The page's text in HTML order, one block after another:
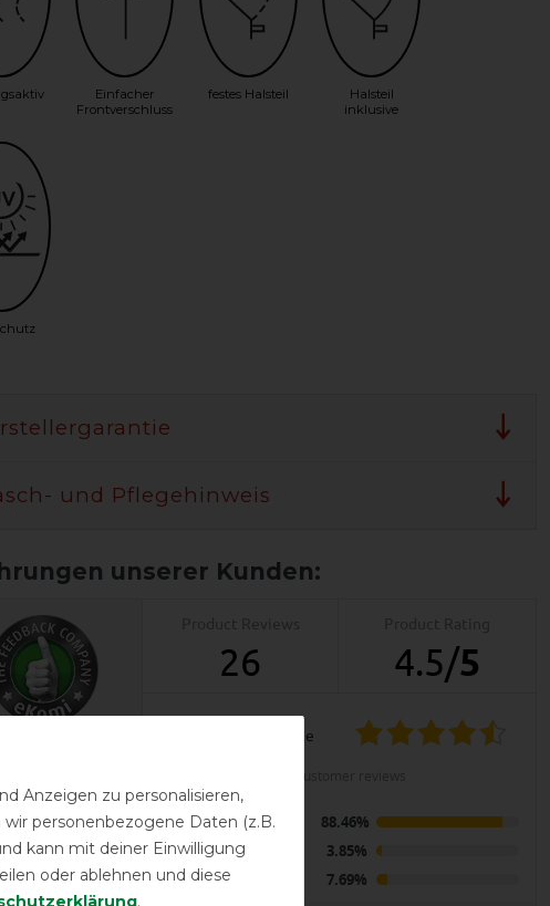
Einfacher
Frontverschluss
festes Halsteil
Halsteil
inklusive
und Pflegehinweis
Buzz-Off Full Neck -
- Fliegendecke
26 4.5/5
product experience
Positive
88.46%
Neutral
3.85%
Negative
7.69%
Anzeigen zu personalisieren,
personenbezogene Daten (z.B.
kann mit deiner Einwilligung
oder ablehnen und diese
.